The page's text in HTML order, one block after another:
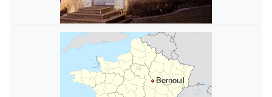
Bernouil